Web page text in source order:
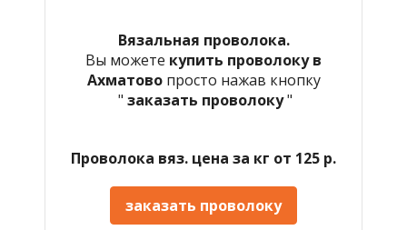
Вязальная проволока.
Вы можете купить проволоку в
Ахматово просто нажав кнопку
" заказать проволоку"
Проволока вяз. цена за кг от 125 р.
заказать проволоку